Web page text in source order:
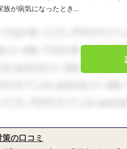
族が病気になったとき...
の口コミ